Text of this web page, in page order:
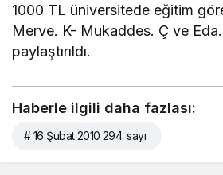
1000 TL üniversitede eğitim
Merve. K- Mukaddes. Ç ve Eda.
paylaştırıldı.
Haberle ilgili daha fazlası:
# 16 Şubat 2010 294. sayı